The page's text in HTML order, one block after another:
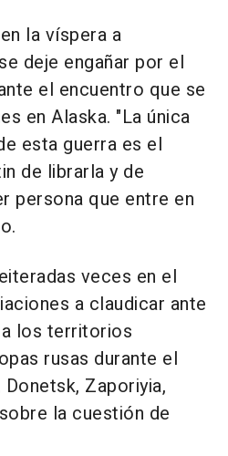
la víspera a
deje engañar por el
el encuentro que se
en Alaska. "La única
esta guerra es el
de librarla y de
persona que entre en
veces en el
a claudicar ante
los territorios
rusas durante el
Zaporiyia,
la cuestión de